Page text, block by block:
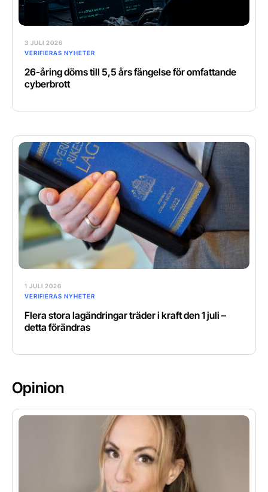
3 JULI 2026
VERIFIERAS NYHETER
26-åring döms till 5,5 års fängelse för omfattande
cyberbrott
1 JULI 2026
VERIFIERAS NYHETER
Flera stora lagändringar träder i kraft den 1 juli –
detta förändras
Opinion